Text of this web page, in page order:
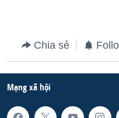
Chia sẻ
Mạng xã hội